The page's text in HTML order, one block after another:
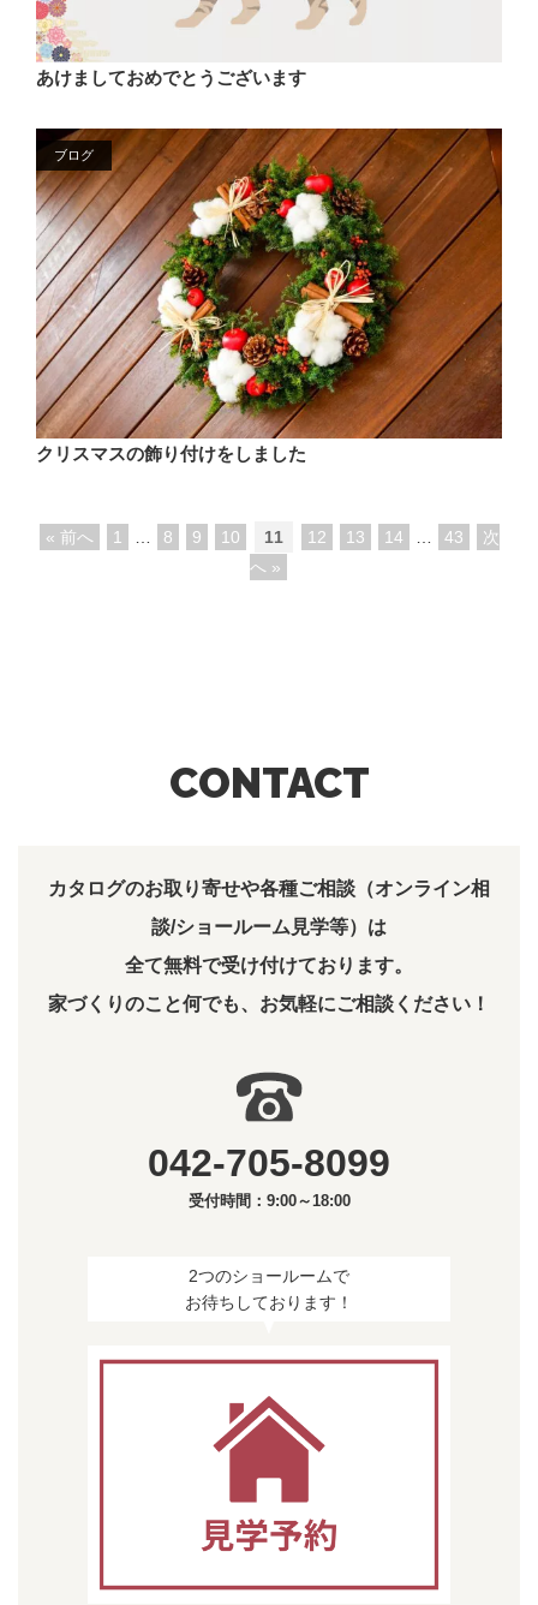
あけましておめでとうございます
クリスマスの飾り付けをしました
ブログ
« 前へ 1 … 8 9 10 11 12 13 14 … 43
次
へ »
CONTACT
カタログのお取り寄せや各種ご相談（オンライン相
談/ショールーム見学等）は
全て無料で受け付けております。
家づくりのこと何でも、お気軽にご相談ください！
042-705-8099
受付時間：9:00～18:00
2つのショールームで
お待ちしております！